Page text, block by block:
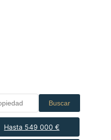
Buscar
Hasta 549 000 €